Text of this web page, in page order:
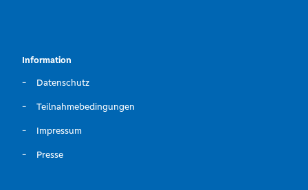
Information
Datenschutz
Teilnahmebedingungen
Impressum
Presse